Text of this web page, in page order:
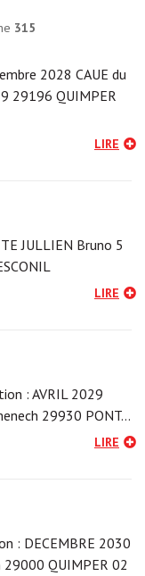
315
2028 CAUE du
29196 QUIMPER
LIRE
JULLIEN Bruno 5
LIRE
: AVRIL 2029
29930 PONT…
LIRE
: DECEMBRE 2030
29000 QUIMPER 02